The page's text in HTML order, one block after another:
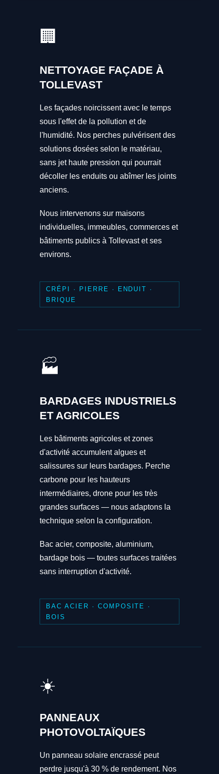
🏢
NETTOYAGE FAÇADE À
TOLLEVAST
Les façades noircissent avec le temps
sous l'effet de la pollution et de
l'humidité. Nos perches pulvérisent des
solutions dosées selon le matériau,
sans jet haute pression qui pourrait
décoller les enduits ou abîmer les joints
anciens.
Nous intervenons sur maisons
individuelles, immeubles, commerces et
bâtiments publics à Tollevast et ses
environs.
CRÉPI · PIERRE · ENDUIT ·
BRIQUE
🏭
BARDAGES INDUSTRIELS
ET AGRICOLES
Les bâtiments agricoles et zones
d'activité accumulent algues et
salissures sur leurs bardages. Perche
carbone pour les hauteurs
intermédiaires, drone pour les très
grandes surfaces — nous adaptons la
technique selon la configuration.
Bac acier, composite, aluminium,
bardage bois — toutes surfaces traitées
sans interruption d'activité.
BAC ACIER · COMPOSITE ·
BOIS
☀️
PANNEAUX
PHOTOVOLTAÏQUES
Un panneau solaire encrassé peut
perdre jusqu'à 30 % de rendement. Nos